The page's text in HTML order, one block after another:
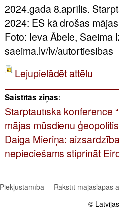
2024.gada 8.aprīlis.
2024: ES kā drošas
Foto: Ieva Ābele, Saeima
saeima.lv/lv/autortiesibas
Lejupielādēt attēlu
Saistītās ziņas:
Starptautiskā konference
mājas mūsdienu
Daiga Mieriņa:
nepieciešams stiprināt
Piekļūstamība
Rakstīt mājaslapas
©